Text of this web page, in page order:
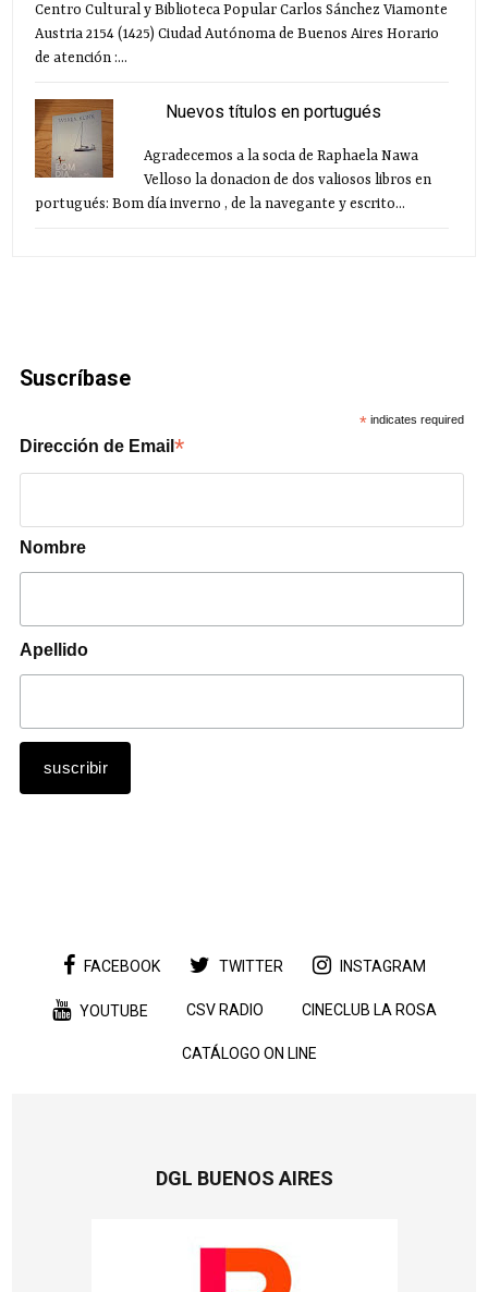
Centro Cultural y Biblioteca Popular Carlos Sánchez Viamonte
Austria 2154 (1425) Ciudad Autónoma de Buenos Aires Horario
de atención :...
Nuevos títulos en portugués
Agradecemos a la socia de Raphaela Nawa
Velloso la donacion de dos valiosos libros en
portugués: Bom día inverno , de la navegante y escrito...
Suscríbase
* indicates required
Dirección de Email*
Nombre
Apellido
FACEBOOK TWITTER INSTAGRAM
YOUTUBE CSV RADIO CINECLUB LA ROSA
CATÁLOGO ON LINE
DGL BUENOS AIRES